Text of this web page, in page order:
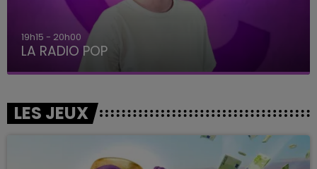
19h15 - 20h00
LA RADIO POP
LES JEUX